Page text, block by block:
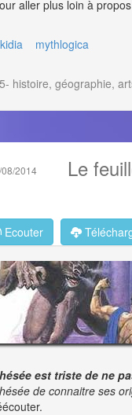
aller plus loin à
mythlogica
5- histoire, géographie,
2014 Le
Ecouter
est triste de ne
de connaitre ses